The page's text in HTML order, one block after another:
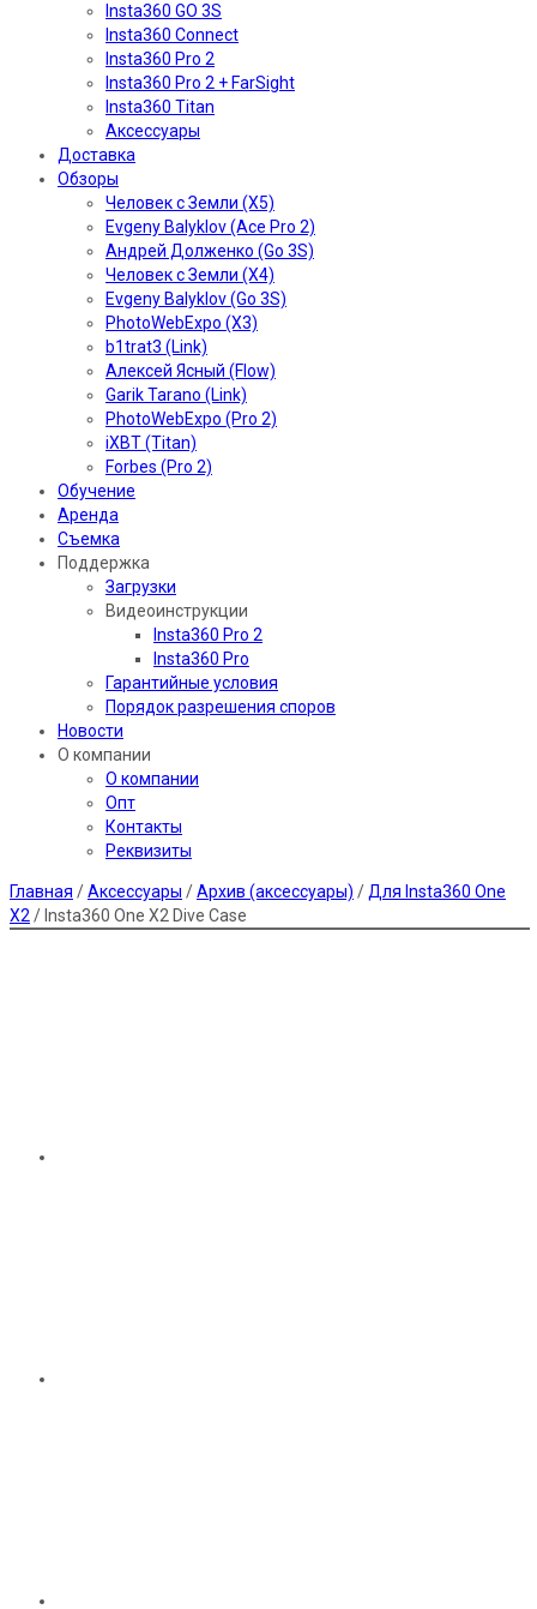
Insta360 GO 3S
Insta360 Connect
Insta360 Pro 2
Insta360 Pro 2 + FarSight
Insta360 Titan
Аксессуары
Доставка
Обзоры
Человек с Земли (X5)
Evgeny Balyklov (Ace Pro 2)
Андрей Долженко (Go 3S)
Человек с Земли (X4)
Evgeny Balyklov (Go 3S)
PhotoWebExpo (X3)
b1trat3 (Link)
Алексей Ясный (Flow)
Garik Tarano (Link)
PhotoWebExpo (Pro 2)
iXBT (Titan)
Forbes (Pro 2)
Обучение
Аренда
Съемка
Поддержка
Загрузки
Видеоинструкции
Insta360 Pro 2
Insta360 Pro
Гарантийные условия
Порядок разрешения споров
Новости
О компании
О компании
Опт
Контакты
Реквизиты
Главная /Аксессуары /Архив (аксессуары) / Для Insta360 One
X2 / Insta360 One X2 Dive Case